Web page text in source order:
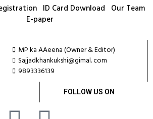
ID Card Download Our Team
E-paper
MP ka AAeena (Owner & Editor)
Sajjadkhankukshi@gimal. com
9893336139
FOLLOW US ON